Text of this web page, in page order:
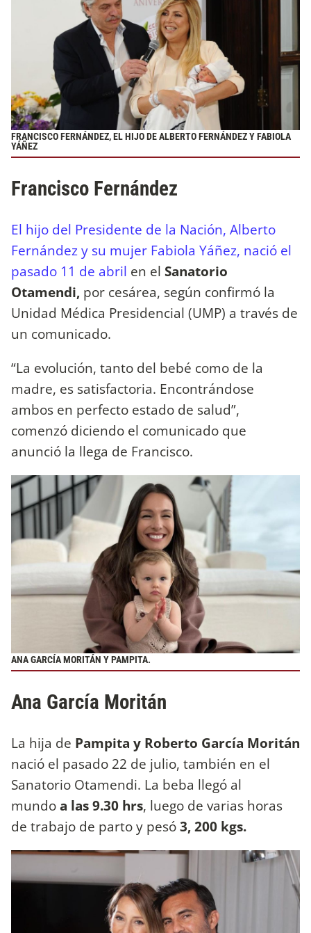
FRANCISCO FERNÁNDEZ, EL HIJO DE ALBERTO FERNÁNDEZ Y FABIOLA
YÁÑEZ
Francisco Fernández
El hijo del Presidente de la Nación, Alberto
Fernández y su mujer Fabiola Yáñez, nació el
pasado 11 de abril en el Sanatorio
Otamendi, por cesárea, según confirmó la
Unidad Médica Presidencial (UMP) a través de
un comunicado.
“La evolución, tanto del bebé como de la
madre, es satisfactoria. Encontrándose
ambos en perfecto estado de salud”,
comenzó diciendo el comunicado que
anunció la llega de Francisco.
ANA GARCÍA MORITÁN Y PAMPITA.
Ana García Moritán
La hija de Pampita y Roberto García Moritán
nació el pasado 22 de julio, también en el
Sanatorio Otamendi. La beba llegó al
mundoa las 9.30 hrs, luego de varias horas
de trabajo de parto y pesó3, 200 kgs.